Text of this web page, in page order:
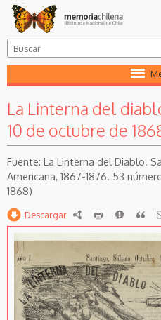
La Linterna del
10 de octubre de
La Linterna del Diablo.
Americana, 1867-1876. 53
1868)
Descargar RDF imprimirReportar